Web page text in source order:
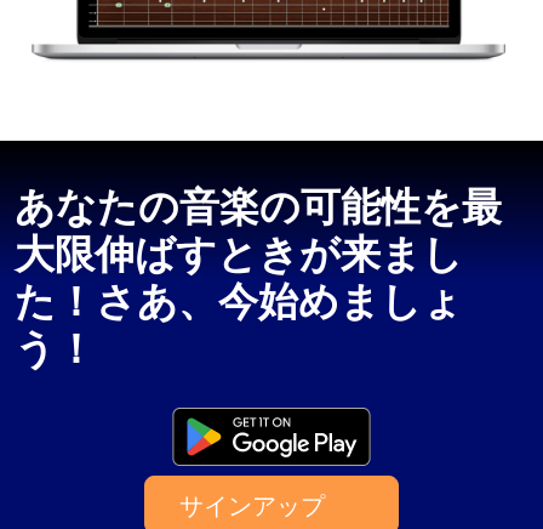
あなたの音楽の可能性を最
大限伸ばすときが来まし
た！さあ、今始めましょ
う！
サインアップ